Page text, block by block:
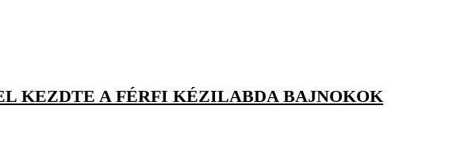
KEZDTE A FÉRFI KÉZILABDA BAJNOKOK